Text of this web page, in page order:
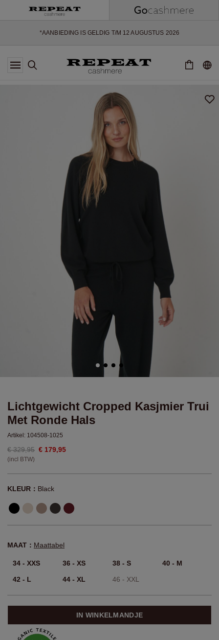
*AANBIEDING IS GELDIG T/M 12 AUGUSTUS 2026
*NIET GELDIG VOOR LIMITED EDITION
*UITZONDERINGEN KUNNEN VAN TOEPASSING ZIJN
SEIZOEN
EXTRA 10% OFF SALE
Lichtgewicht Cropped Kasjmier Trui
Met Ronde Hals
Artikel: 104508-1025
€ 329,95 € 179,95
(incl BTW)
KLEUR： Black
MAAT： Maattabel
34 - XXS 36 - XS 38 - S 40 - M
42 - L 44 - XL 46 - XXL
IN WINKELMANDJE